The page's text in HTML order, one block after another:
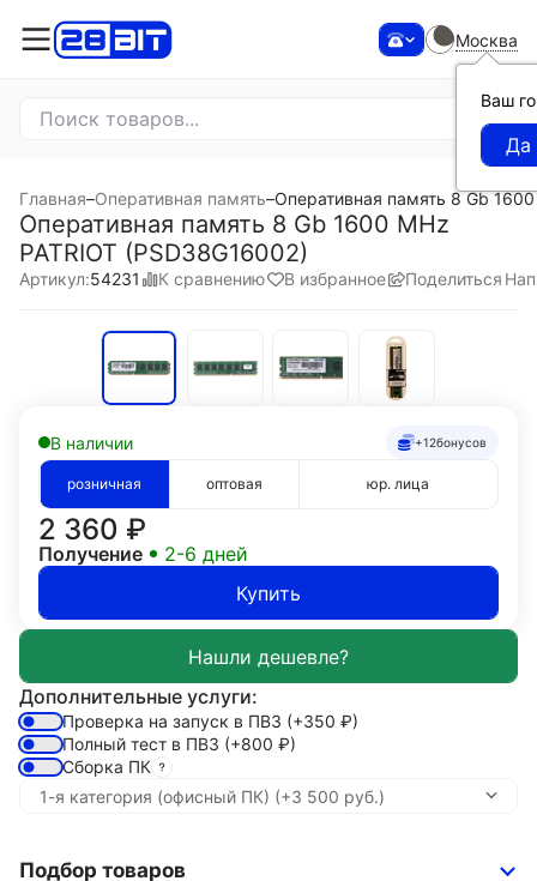
Москва
Ваш
Главная–Оперативная память–Оперативная память 8 Gb
Оперативная память 8 Gb 1600 MHz
PATRIOT (PSD38G16002)
Артикул:54231 К сравнению В избранное Поделиться
В наличии +12бонусов
розничная оптовая юр. лица
2 360 ₽
Получение
2-6 дней
Купить
Дополнительные услуги:
Проверка на запуск в ПВЗ (+350 ₽)
Полный тест в ПВЗ (+800 ₽)
Сборка ПК
Подбор товаров